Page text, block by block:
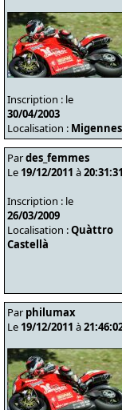
Inscription : le
30/04/2003
Localisation : Migennes
Pardes_femmes
Le 19/12/2011 à20:31:31
Inscription : le
26/03/2009
Localisation :Quàttro
Castellà
Par philumax
Le 19/12/2011 à